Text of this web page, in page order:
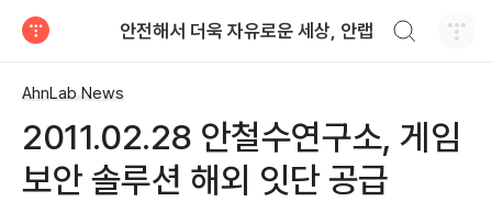
안전해서 더욱 자유로운 세상, 안랩
AhnLab News
2011.02.28 안철수연구소, 게임
보안 솔루션 해외 잇단 공급